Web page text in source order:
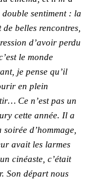
sentiment : la
belles rencontres,
d’avoir perdu
le monde
je pense qu’il
en plein
Ce n’est pas un
cette année. Il a
d’hommage,
avait les larmes
cinéaste, c’était
Son départ nous